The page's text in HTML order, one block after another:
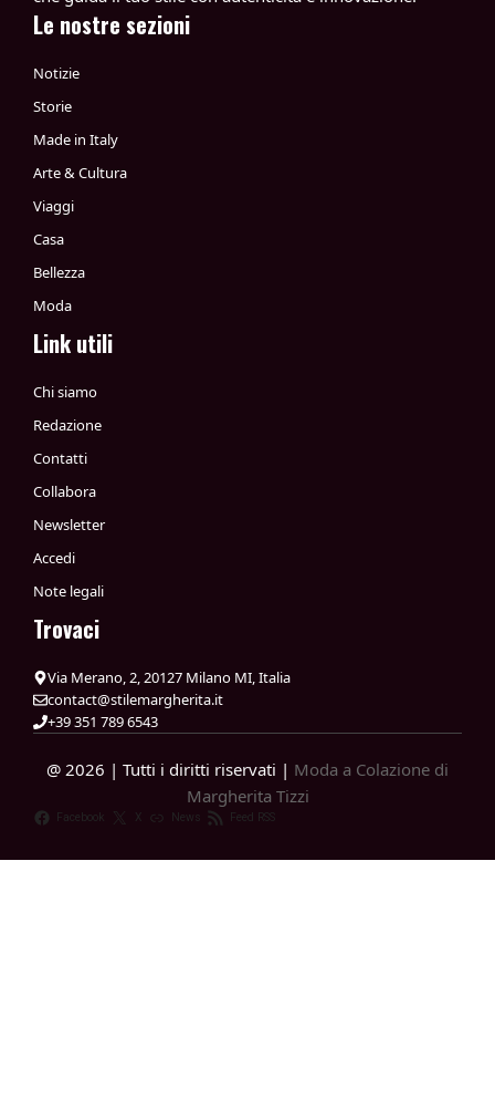
Le nostre sezioni
Notizie
Storie
Made in Italy
Arte & Cultura
Viaggi
Casa
Bellezza
Moda
Link utili
Chi siamo
Redazione
Contatti
Collabora
Newsletter
Accedi
Note legali
Trovaci
Via Merano, 2, 20127 Milano MI, Italia
contact@stilemargherita.it
+39 351 789 6543
@ 2026 | Tutti i diritti riservati | Moda a Colazione di
Margherita Tizzi
Facebook X News Feed RSS